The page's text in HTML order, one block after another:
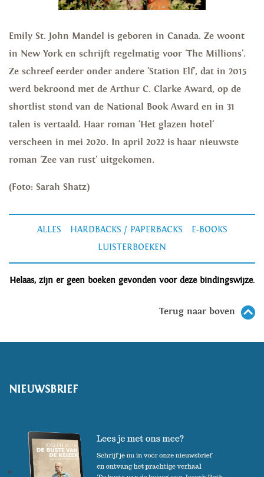
Emily St. John Mandel is geboren in Canada. Ze woont
in New York en schrijft regelmatig voor 'The Millions'.
Ze schreef eerder onder andere 'Station Elf', dat in 2015
werd bekroond met de Arthur C. Clarke Award, op de
shortlist stond van de National Book Award en in 31
talen is vertaald. Haar roman 'Het glazen hotel'
verscheen in mei 2020. In april 2022 is haar nieuwste
roman 'Zee van rust' uitgekomen.
(Foto: Sarah Shatz)
ALLES HARDBACKS / PAPERBACKS
E-BOOKS
LUISTERBOEKEN
Helaas, zijn er geen boeken gevonden voor deze bindingswijze.
Terug naar boven
NIEUWSBRIEF